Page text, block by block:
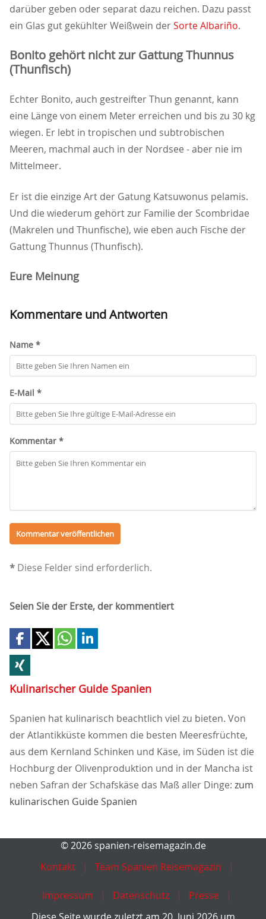
darüber geben oder separat dazu reichen. Dazu passt
ein Glas gut gekühlter Weißwein derSorte Albariño.
Bonito gehört nicht zur Gattung Thunnus
(Thunfisch)
Echter Bonito, auch gestreifter Thun genannt, kann
eine Länge von einem Meter erreichen und bis zu 30 kg
wiegen. Er lebt in tropischen und subtrobischen
Meeren, machmal auch in der Nordsee - aber nie im
Mittelmeer.
Er ist die einzige Art der Gatung Katsuwonus pelamis.
Und die wiederum gehört zur Familie der Scombridae
(Makrelen und Thunfische), wie eben auch Fische der
Gattung Thunnus (Thunfisch).
Eure Meinung
Kommentare und Antworten
Name *
E-Mail *
Kommentar *
* Diese Felder sind erforderlich.
Seien Sie der Erste, der kommentiert
Kulinarischer Guide Spanien
Spanien hat kulinarisch beachtlich viel zu bieten. Von
der Atlantikküste kommen die besten Meeresfrüchte,
aus dem Kernland Schinken und Käse, im Süden ist die
Hochburg der Olivenproduktion und in der Mancha ist
neben Safran der Schafskäse das Maß aller Dinge: zum
kulinarischen Guide Spanien
© 2026 spanien-reisemagazin.de
Kontakt
Team Spanien Reisemagazin
Impressum Datenschutz
Presse